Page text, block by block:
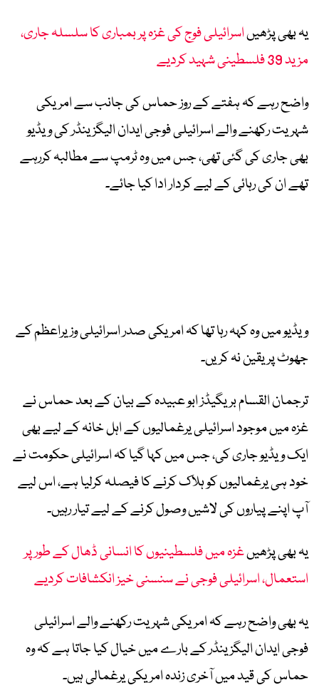
یہ بھی پڑھیںاسرائیلی فوج کی غزہ پر بمباری کا سلسلہ جاری،
مزید 39 فلسطینی شہید کردیے
واضح رہے کہ ہفتے کے روز حماس کی جانب سے امریکی
شہریت رکھنے والے اسرائیلی فوجی ایدان الیگزینڈر کی ویڈیو
بھی جاری کی گئی تھی، جس میں وہ ٹرمپ سے مطالبہ کررہے
تھے ان کی رہائی کے لیے کردار ادا کیا جائے۔
ویڈیو میں وہ کہہ رہا تھا کہ امریکی صدر اسرائیلی وزیراعظم کے
جھوٹ پر یقین نہ کریں۔
ترجمان القسام بریگیڈز ابو عبیدہ کے بیان کے بعد حماس نے
غزہ میں موجود اسرائیلی یرغمالیوں کے اہل خانہ کے لیے بھی
ایک ویڈیو جاری کی، جس میں کہا گیا کہ اسرائیلی حکومت نے
خود ہی یرغمالیوں کو ہلاک کرنے کا فیصلہ کرلیا ہے، اس لیے
آپ اپنے پیاروں کی لاشیں وصول کرنے کے لیے تیار رہیں۔
یہ بھی پڑھیںغزہ میں فلسطینیوں کا انسانی ڈھال کے طور پر
استعمال، اسرائیلی فوجی نے سنسنی خیز انکشافات کردیے
یہ بھی واضح رہے کہ امریکی شہریت رکھنے والے اسرائیلی
فوجی ایدان الیگزینڈر کے بارے میں خیال کیا جاتا ہے کہ وہ
حماس کی قید میں آخری زندہ امریکی یرغمالی ہیں۔